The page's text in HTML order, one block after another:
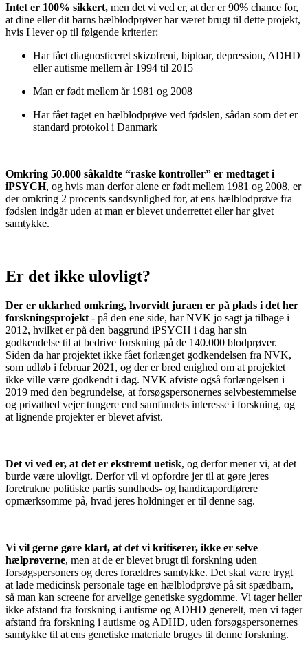
Intet er 100% sikkert, men det vi ved er, at der er 90% chance for,
at dine eller dit barns hælblodprøver har været brugt til dette projekt,
hvis I lever op til følgende kriterier:
Har fået diagnosticeret skizofreni, biploar, depression, ADHD
eller autisme mellem år 1994 til 2015
Man er født mellem år 1981 og 2008
Har fået taget en hælblodprøve ved fødslen, sådan som det er
standard protokol i Danmark
Omkring 50.000 såkaldte “raske kontroller” er medtaget i
iPSYCH, og hvis man derfor alene er født mellem 1981 og 2008, er
der omkring 2 procents sandsynlighed for, at ens hælblodprøve fra
fødslen indgår uden at man er blevet underrettet eller har givet
samtykke.
Er det ikke ulovligt?
Der er uklarhed omkring, hvorvidt juraen er på plads i det her
forskningsprojekt - på den ene side, har NVK jo sagt ja tilbage i
2012, hvilket er på den baggrund iPSYCH i dag har sin
godkendelse til at bedrive forskning på de 140.000 blodprøver.
Siden da har projektet ikke fået forlænget godkendelsen fra NVK,
som udløb i februar 2021, og der er bred enighed om at projektet
ikke ville være godkendt i dag. NVK afviste også forlængelsen i
2019 med den begrundelse, at forsøgspersonernes selvbestemmelse
og privathed vejer tungere end samfundets interesse i forskning, og
at lignende projekter er blevet afvist.
Det vi ved er, at det er ekstremt uetisk, og derfor mener vi, at det
burde være ulovligt. Derfor vil vi opfordre jer til at gøre jeres
foretrukne politiske partis sundheds- og handicapordførere
opmærksomme på, hvad jeres holdninger er til denne sag.
Vi vil gerne gøre klart, at det vi kritiserer, ikke er selve
hælprøverne, men at de er blevet brugt til forskning uden
forsøgspersoners og deres forældres samtykke. Det skal være trygt
at lade medicinsk personale tage en hælblodprøve på sit spædbarn,
så man kan screene for arvelige genetiske sygdomme. Vi tager heller
ikke afstand fra forskning i autisme og ADHD generelt, men vi tager
afstand fra forskning i autisme og ADHD, uden forsøgspersonernes
samtykke til at ens genetiske materiale bruges til denne forskning.